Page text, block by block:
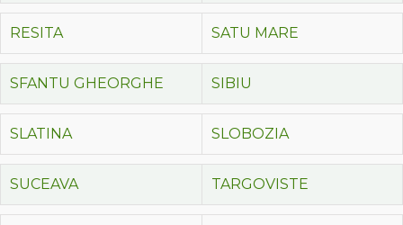
RESITA SATU MARE
SFANTU GHEORGHE SIBIU
SLATINA SLOBOZIA
SUCEAVA TARGOVISTE